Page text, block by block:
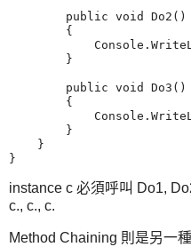
        public void Do2()
        {
        }
        public void Do3()
        {
        }
    }
}
instance c 必須呼叫 Do1,
c., c., c.
Method Chaining 則是另一